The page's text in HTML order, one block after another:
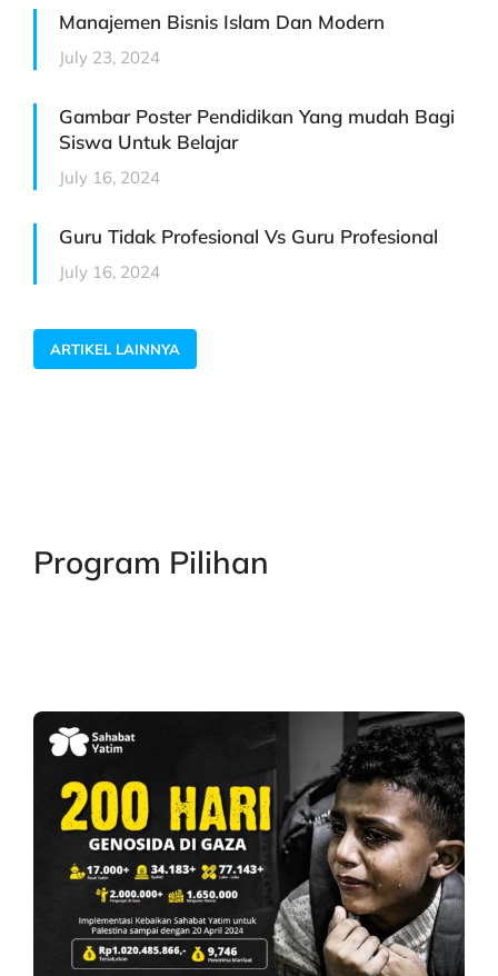
Manajemen Bisnis Islam Dan Modern
July 23, 2024
Gambar Poster Pendidikan Yang mudah Bagi
Siswa Untuk Belajar
July 16, 2024
Guru Tidak Profesional Vs Guru Profesional
July 16, 2024
ARTIKEL LAINNYA
Program Pilihan